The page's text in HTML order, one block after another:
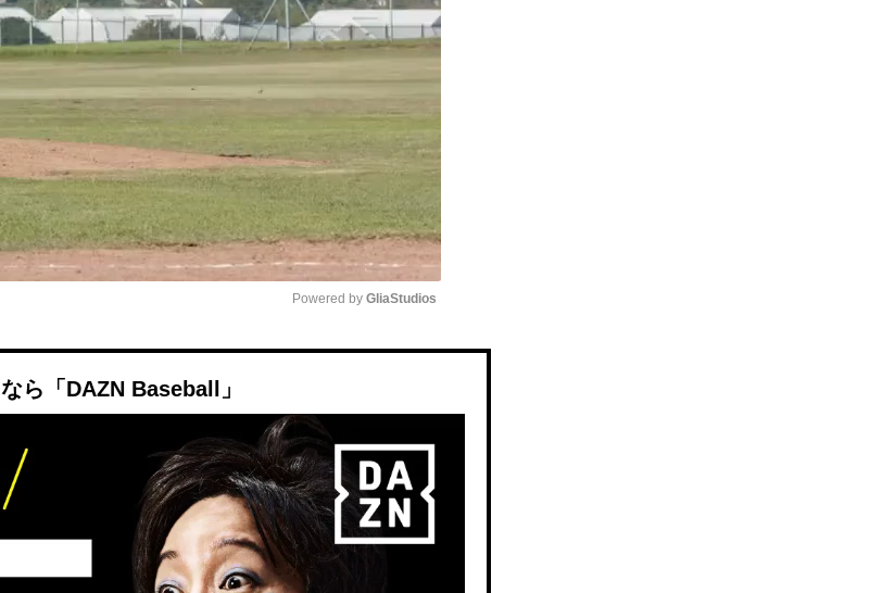
Powered by GliaStudios
ら「DAZN Baseball」